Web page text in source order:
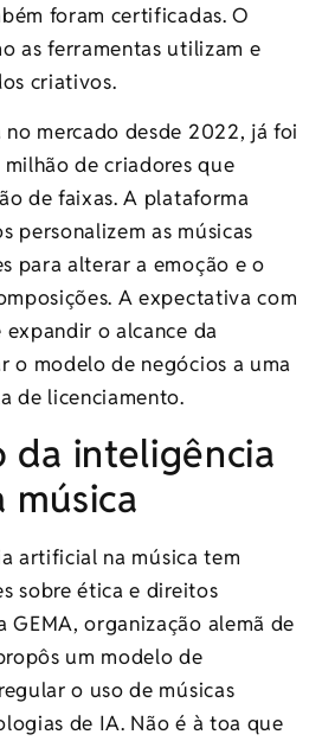
foram certificadas. O
as ferramentas utilizam e
criativos.
mercado desde 2022, já foi
milhão de criadores que
de faixas. A plataforma
personalizem as músicas
para alterar a emoção e o
A expectativa com
o alcance da
o modelo de negócios a uma
de licenciamento.
da inteligência
artificial na música tem
sobre ética e direitos
GEMA, organização alemã de
um modelo de
o uso de músicas
de IA. Não é à toa que